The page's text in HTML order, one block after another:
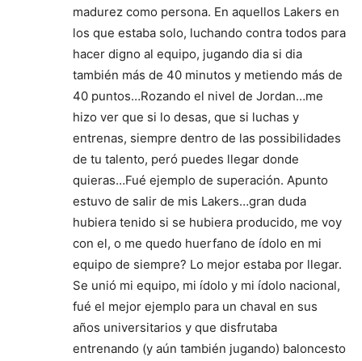
madurez como persona. En aquellos Lakers en
los que estaba solo, luchando contra todos para
hacer digno al equipo, jugando dia si dia
también más de 40 minutos y metiendo más de
40 puntos…Rozando el nivel de Jordan…me
hizo ver que si lo desas, que si luchas y
entrenas, siempre dentro de las possibilidades
de tu talento, peró puedes llegar donde
quieras…Fué ejemplo de superación. Apunto
estuvo de salir de mis Lakers…gran duda
hubiera tenido si se hubiera producido, me voy
con el, o me quedo huerfano de ídolo en mi
equipo de siempre? Lo mejor estaba por llegar.
Se unió mi equipo, mi ídolo y mi ídolo nacional,
fué el mejor ejemplo para un chaval en sus
años universitarios y que disfrutaba
entrenando (y aún también jugando) baloncesto